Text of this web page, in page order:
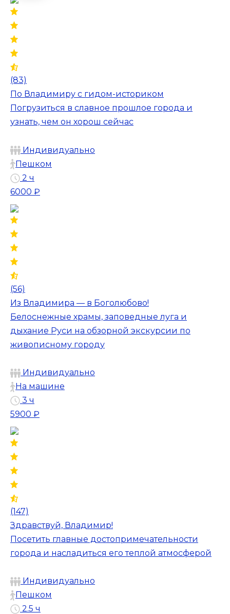
(83)
По Владимиру с гидом-историком
Погрузиться в славное прошлое города и
узнать, чем он хорош сейчас
Индивидуально
Пешком
2 ч
6000 ₽
(56)
Из Владимира — в Боголюбово!
Белоснежные храмы, заповедные луга и
дыхание Руси на обзорной экскурсии по
живописному городу
Индивидуально
На машине
3 ч
5900 ₽
(147)
Здравствуй, Владимир!
Посетить главные достопримечательности
города и насладиться его теплой атмосферой
Индивидуально
Пешком
2.5 ч